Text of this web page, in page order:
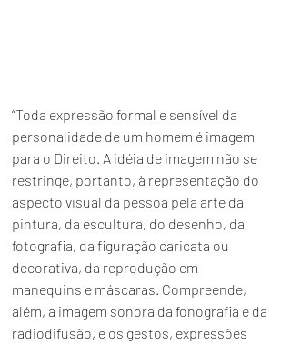
“Toda expressão formal e sensível da
personalidade de um homem é imagem
para o Direito. A idéia de imagem não se
restringe, portanto, à representação do
aspecto visual da pessoa pela arte da
pintura, da escultura, do desenho, da
fotografia, da figuração caricata ou
decorativa, da reprodução em
manequins e máscaras. Compreende,
além, a imagem sonora da fonografia e da
radiodifusão, e os gestos, expressões